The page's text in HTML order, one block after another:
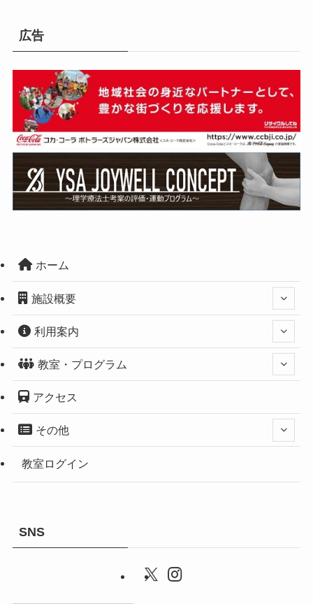
広告
ホーム
施設概要
利用案内
教室・プログラム
アクセス
その他
教室ログイン
SNS